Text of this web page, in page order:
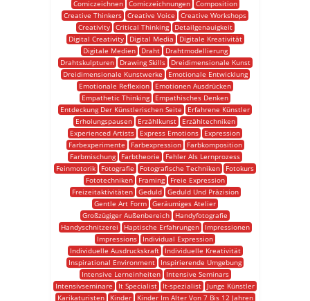
Comiczeichnen Comiczeichnungen
Composition
Creative Thinkers Creative Voice
Creative Workshops
Creativity
Critical Thinking
Detailgenauigkeit
Digital Creativity
Digital Media
Digitale Kreativität
Digitale Medien
Draht
Drahtmodellierung
Drahtskulpturen
Drawing Skills
Dreidimensionale Kunst
Dreidimensionale Kunstwerke
Emotionale Entwicklung
Emotionale Reflexion
Emotionen Ausdrücken
Empathetic Thinking
Empathisches Denken
Entdeckung Der Künstlerischen Seite
Erfahrene Künstler
Erholungspausen
Erzählkunst
Erzähltechniken
Experienced Artists
Express Emotions
Expression
Farbexperimente
Farbexpression
Farbkomposition
Farbmischung
Farbtheorie
Fehler Als Lernprozess
Feinmotorik
Fotografie Fotografische Techniken
Fotokurs
Fototechniken
Framing
Freie Expression
Freizeitaktivitäten
Geduld
Geduld Und Präzision
Gentle Art Form Geräumiges Atelier
Großzügiger Außenbereich
Handyfotografie
Handyschnitzerei
Haptische Erfahrungen
Impressionen
Impressions
Individual Expression
Individuelle Ausdruckskraft
Individuelle Kreativität
Inspirational Environment
Inspirierende Umgebung
Intensive Lerneinheiten
Intensive Seminars
Intensivseminare
It Specialist It-spezialist
Junge Künstler
Karikaturisten
Kinder
Kinder Im Alter Von 7 Bis 12 Jahren